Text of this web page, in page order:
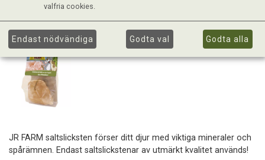
JR FARM saltslicksten förser ditt djur med viktiga mineraler och
spårämnen. Endast saltslickstenar av utmärkt kvalitet används!
valfria cookies.
Endast nödvändiga Godta val Godta alla